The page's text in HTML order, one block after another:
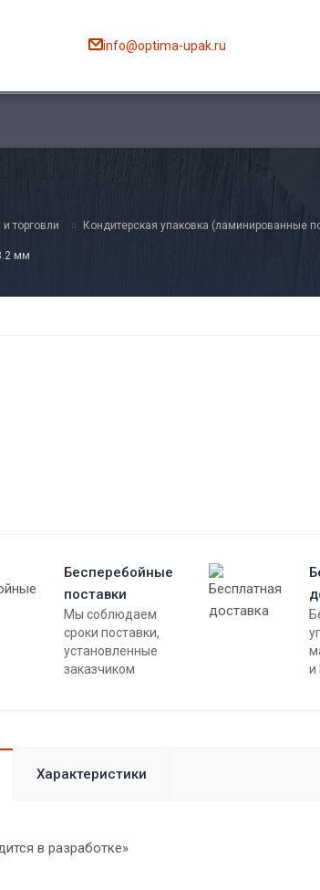
info@optima-upak.ru
торговли Кондитерская упаковка (ламинированные
мм
Бесперебойные
поставки
Мы соблюдаем
сроки поставки,
установленные
заказчиком
и
Характеристики
в разработке»